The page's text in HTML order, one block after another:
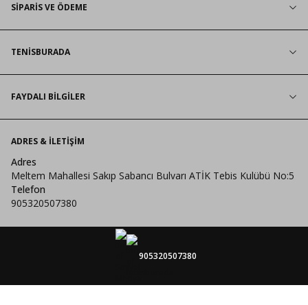
SİPARİS VE ÖDEME
TENİSBURADA
FAYDALI BİLGİLER
ADRES & İLETIŞIM
Adres
Meltem Mahallesi Sakıp Sabancı Bulvarı ATİK Tebis Kulübü No:5
Telefon
905320507380
tenisburada
905320507380